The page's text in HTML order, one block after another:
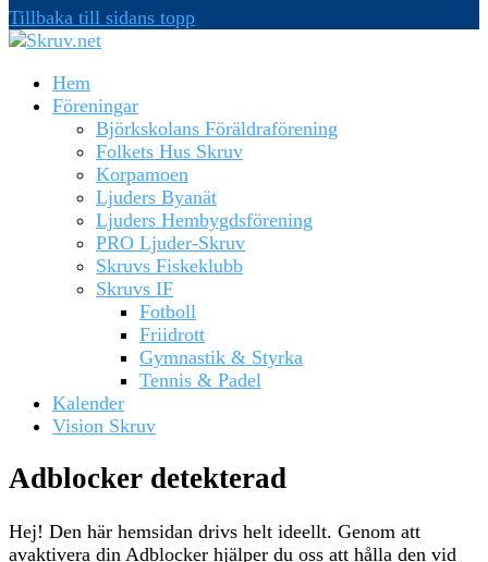
Tillbaka till sidans topp
Hem
Föreningar
Björkskolans Föräldraförening
Folkets Hus Skruv
Korpamoen
Ljuders Byanät
Ljuders Hembygdsförening
PRO Ljuder-Skruv
Skruvs Fiskeklubb
Skruvs IF
Fotboll
Friidrott
Gymnastik & Styrka
Tennis & Padel
Kalender
Vision Skruv
Adblocker detekterad
Hej! Den här hemsidan drivs helt ideellt. Genom att
avaktivera din Adblocker hjälper du oss att hålla den vid